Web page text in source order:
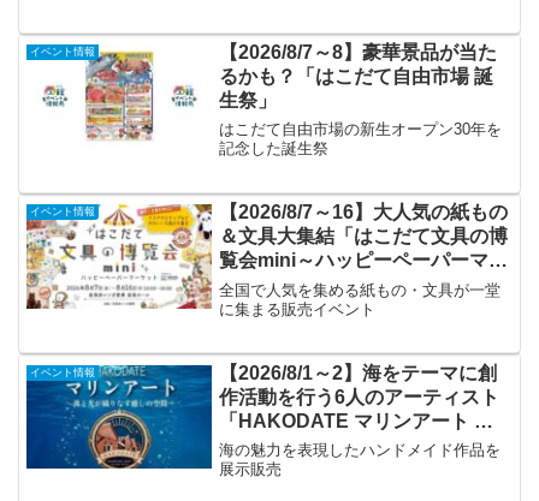
月13日...
イベント情報
【2026/8/7～8】豪華景品が当た
るかも？「はこだて自由市場 誕
生祭」
はこだて自由市場の新生オープン30年を
記念した誕生祭
イベント情報
【2026/8/7～16】大人気の紙もの
＆文具大集結「はこだて文具の博
覧会mini～ハッピーペーパーマー
ケット～」
全国で人気を集める紙もの・文具が一堂
に集まる販売イベント
イベント情報
【2026/8/1～2】海をテーマに創
作活動を行う6人のアーティスト
「HAKODATE マリンアート ～
波と光が織りなす癒しの空間～」
海の魅力を表現したハンドメイド作品を
展示販売